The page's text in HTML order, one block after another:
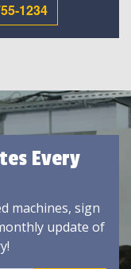
1234
Every
machines, sign
update of